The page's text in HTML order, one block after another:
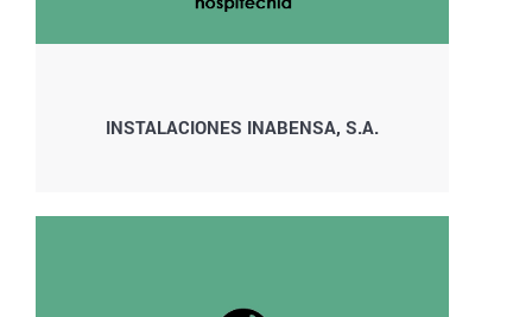
INSTALACIONES INABENSA, S.A.